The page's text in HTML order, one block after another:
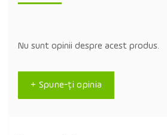
Nu sunt opinii despre acest produs.
+ Spune-ţi opinia